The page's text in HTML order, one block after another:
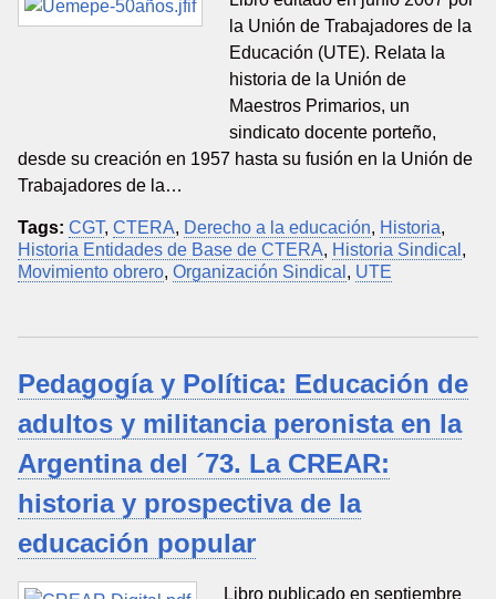
la Unión de Trabajadores de la
Educación (UTE). Relata la
historia de la Unión de
Maestros Primarios, un
sindicato docente porteño,
desde su creación en 1957 hasta su fusión en la Unión de
Trabajadores de la…
Tags: CGT, CTERA, Derecho a la educación, Historia,
Historia Entidades de Base de CTERA, Historia Sindical ,
Movimiento obrero, Organización Sindical , UTE
Pedagogía y Política: Educación de
adultos y militancia peronista en la
Argentina del ´73. La CREAR:
historia y prospectiva de la
educación popular
Libro publicado en septiembre